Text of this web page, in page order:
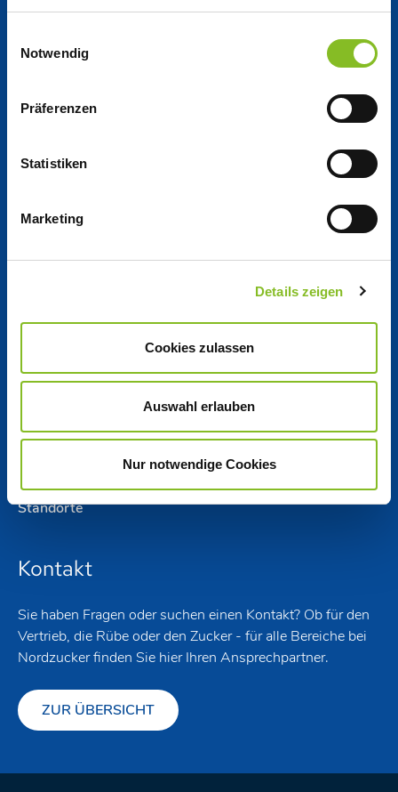
Notwendig
Präferenzen
Statistiken
Marketing
Details zeigen
Cookies zulassen
Auswahl erlauben
Nur notwendige Cookies
Kennzahlen auf einen Blick
Jobs
Jobs bei Nordzucker
Unternehmen
Standorte
Kontakt
Sie haben Fragen oder suchen einen Kontakt? Ob für den
Vertrieb, die Rübe oder den Zucker - für alle Bereiche bei
Nordzucker finden Sie hier Ihren Ansprechpartner.
ZUR ÜBERSICHT